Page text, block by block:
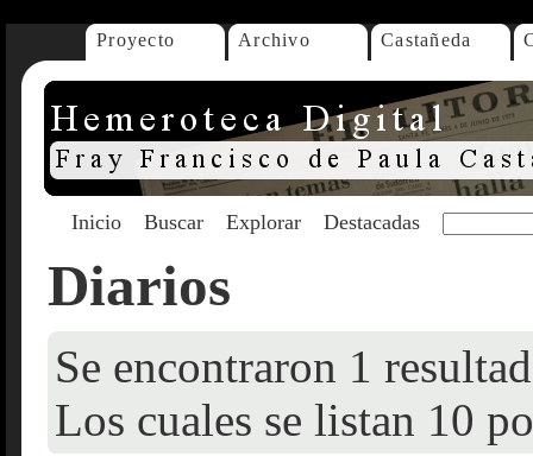
Proyecto Archivo Castañeda
Inicio Buscar Explorar Destacadas
Diarios
Se encontraron 1
Los cuales se listan 10